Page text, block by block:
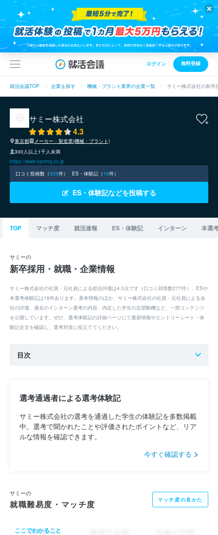
ログイン 無料登録
就活会議TOP 企業を探す 機械・プラント業界の企業一覧 サミー株式会社の新卒
サミー株式会社
4.3
東京都
メーカー・製造業(機械・プラント)
300人以上1千人未満
https://www.sammy.co.jp
口コミ投稿数（325件） ES・体験記（16件）
ES・体験記などを投稿する
TOP マッチ度 就活速報 ES・体験記 インターン 本選
サミーの
新卒採用・就職・企業情報
サミー株式会社の社員・元社員による総合評価は4.3点です（口コミ回答数277件）。ESや
本選考体験記は16件あります。基本情報のほか、サミー株式会社の社員・元社員による会
社の評価、過去のインターン選考の内容、内定した学生の志望動機など、一部コンテンツ
を公開しています。ぜひ、選考体験記の詳細ページにて最新情報やエントリーシート・体
験記全文を確認し、選考対策に役立ててください。
目次
選考通過者による選考体験記
サミー株式会社の選考を通過した学生の体験記を多数掲載
中。選考で聞かれたことや評価されたポイントなど、リア
ルな情報を確認できます。
今すぐ確認する
サミーの
就職難易度・マッチ度 マッチ度の見かた
ここでわかること